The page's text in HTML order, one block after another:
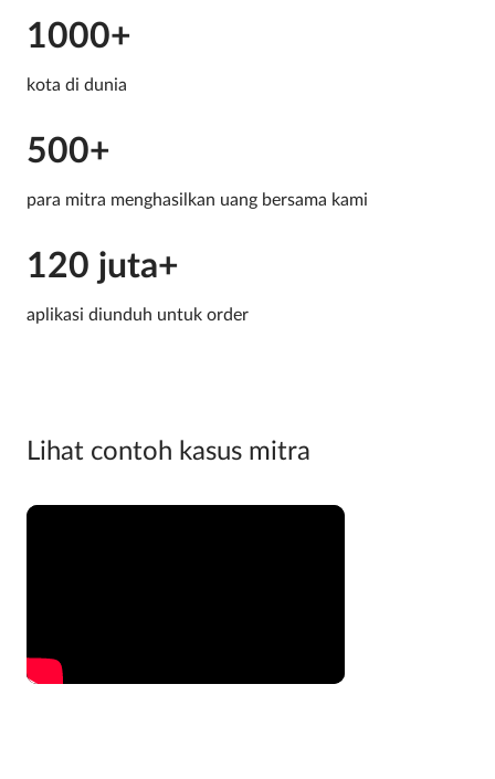
1000+
kota di dunia
500+
para mitra menghasilkan uang bersama kami
120 juta+
aplikasi diunduh untuk order
Lihat contoh kasus mitra